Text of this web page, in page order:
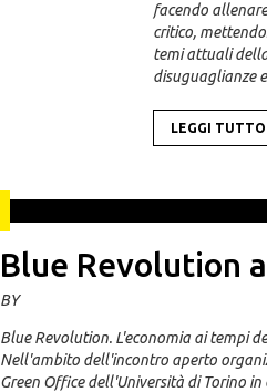
facendo
critico,
temi attuali
disuguaglianze
LEGGI TUTTO
Blue Revolution
BY
Blue Revolution. L'economia ai tempi
Nell'ambito dell'incontro aperto
Green Office dell'Università di Torino